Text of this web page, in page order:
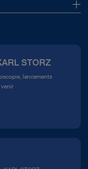
STORZ
lancements